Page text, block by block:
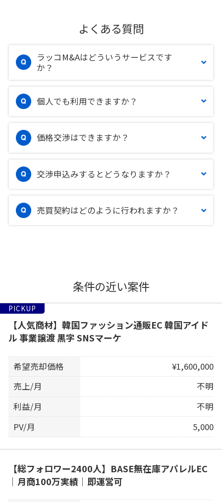
よくある質問
ラッコM&Aはどういうサービスです
か？
個人でも利用できますか？
価格交渉はできますか？
交渉申込みするとどうなりますか？
売買契約はどのように行われますか？
条件の近い案件
PICKUP
【人気商材】韓国ファッション通販EC 韓国アイド
ル 事業譲渡 黒字 SNSマーケ
希望売却価格
¥1,600,000
売上/月
不明
利益/月
不明
PV/月
5,000
【総フォロワー2400人】BASE無在庫アパレルEC
｜月商100万実績｜即運営可